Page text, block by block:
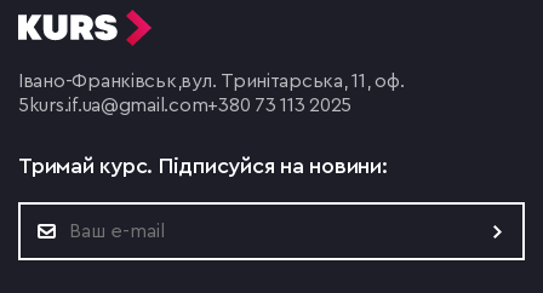
Івано-Франківськ,вул. Тринітарська, 11, оф.
5 kurs.if.ua@gmail.com+380 73 113 2025
Тримай курс. Підписуйся на новини: